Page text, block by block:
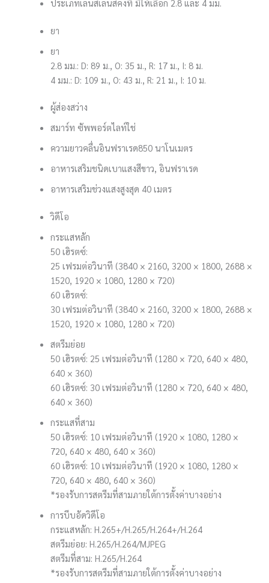
ประเภทเลนส์เลนส์คงที่ มีให้เลือก 2.8 และ 4 มม.
ยา
ยา
2.8 มม.: D: 89 ม., O: 35 ม., R: 17 ม., I: 8 ม.
4 มม.: D: 109 ม., O: 43 ม., R: 21 ม., I: 10 ม.
ผู้ส่องสว่าง
สมาร์ท ซัพพอร์ตไลท์ใช่
ความยาวคลื่นอินฟราเรด850 นาโนเมตร
อาหารเสริมชนิดเบาแสงสีขาว, อินฟราเรด
อาหารเสริมช่วงแสงสูงสุด 40 เมตร
วิดีโอ
กระแสหลัก
50 เฮิรตซ์:
25 เฟรมต่อวินาที (3840 × 2160, 3200 × 1800, 2688 ×
1520, 1920 × 1080, 1280 × 720)
60 เฮิรตซ์:
30 เฟรมต่อวินาที (3840 × 2160, 3200 × 1800, 2688 ×
1520, 1920 × 1080, 1280 × 720)
สตรีมย่อย
50 เฮิรตซ์: 25 เฟรมต่อวินาที (1280 × 720, 640 × 480,
640 × 360)
60 เฮิรตซ์: 30 เฟรมต่อวินาที (1280 × 720, 640 × 480,
640 × 360)
กระแสที่สาม
50 เฮิรตซ์: 10 เฟรมต่อวินาที (1920 × 1080, 1280 ×
720, 640 × 480, 640 × 360)
60 เฮิรตซ์: 10 เฟรมต่อวินาที (1920 × 1080, 1280 ×
720, 640 × 480, 640 × 360)
*รองรับการสตรีมที่สามภายใต้การตั้งค่าบางอย่าง
การบีบอัดวิดีโอ
กระแสหลัก: H.265+/H.265/H.264+/H.264
สตรีมย่อย: H.265/H.264/MJPEG
สตรีมที่สาม: H.265/H.264
*รองรับการสตรีมที่สามภายใต้การตั้งค่าบางอย่าง